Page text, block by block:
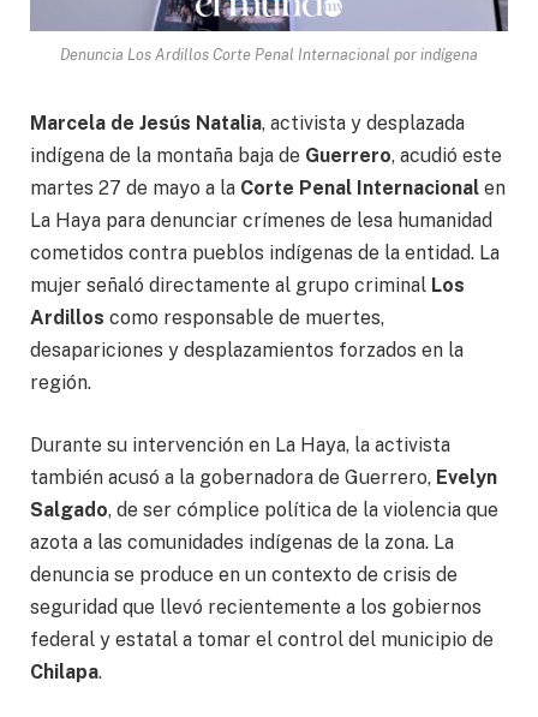
Denuncia Los Ardillos Corte Penal Internacional por indígena
Marcela de Jesús Natalia, activista y desplazada
indígena de la montaña baja de Guerrero, acudió este
martes 27 de mayo a la Corte Penal Internacional en
La Haya para denunciar crímenes de lesa humanidad
cometidos contra pueblos indígenas de la entidad. La
mujer señaló directamente al grupo criminal Los
Ardillos como responsable de muertes,
desapariciones y desplazamientos forzados en la
región.
Durante su intervención en La Haya, la activista
también acusó a la gobernadora de Guerrero, Evelyn
Salgado, de ser cómplice política de la violencia que
azota a las comunidades indígenas de la zona. La
denuncia se produce en un contexto de crisis de
seguridad que llevó recientemente a los gobiernos
federal y estatal a tomar el control del municipio de
Chilapa.